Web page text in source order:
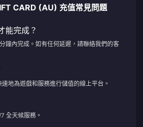
CARD (AU) 充值常見問題
能完成？
鐘內完成。如有任何延遲，請聯絡我們的客
地為遊戲和服務進行儲值的線上平台。
全天候服務。